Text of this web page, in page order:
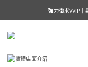
強力徵求VVIP